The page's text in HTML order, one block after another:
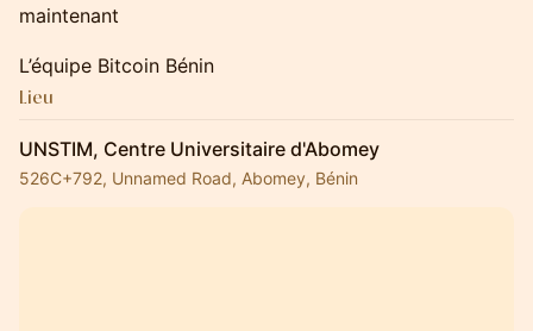
maintenant
L’équipe Bitcoin Bénin
Lieu
UNSTIM, Centre Universitaire d'Abomey
526C+792, Unnamed Road, Abomey, Bénin